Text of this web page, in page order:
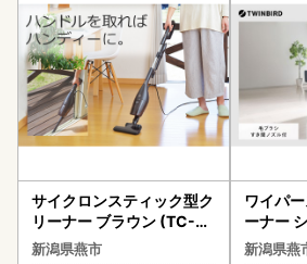
サイクロンスティック型ク
リーナー ブラウン (TC-51
07BR)
新潟県燕市
ワイパ
ーナー
ド (TC-
新潟県燕